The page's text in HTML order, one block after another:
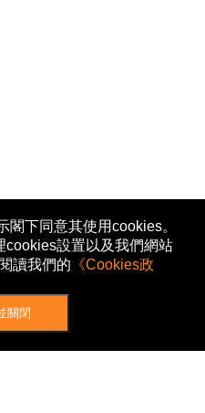
閣下同意其使用cookies。
cookies設置以及我們網站
讀我們的 《Cookies政
關閉